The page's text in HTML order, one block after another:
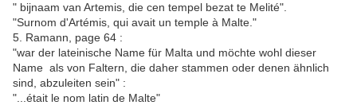
" bijnaam van Artemis, die cen tempel bezat te Melité".
"Surnom d'Artémis, qui avait un temple à Malte."
5. Ramann, page 64 :
"war der lateinische Name für Malta und möchte wohl dieser
Name als von Faltern, die daher stammen oder denen ähnlich
sind, abzuleiten sein" :
"...était le nom latin de Malte"